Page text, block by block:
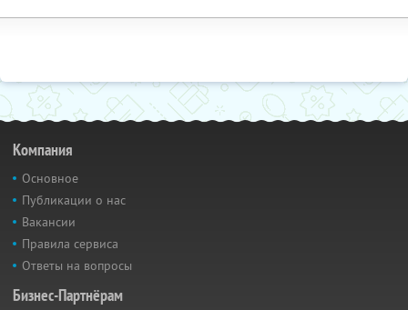
Компания
Основное
Публикации о нас
Вакансии
Правила сервиса
Ответы на вопросы
Бизнес-Партнёрам